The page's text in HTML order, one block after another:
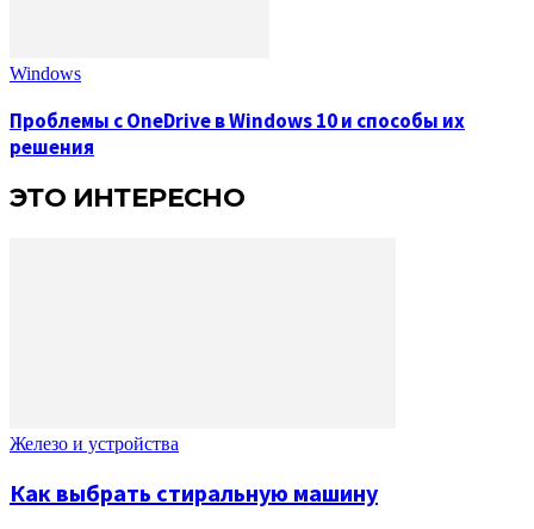
Windows
Проблемы с OneDrive в Windows 10 и способы их
решения
ЭТО ИНТЕРЕСНО
Железо и устройства
Как выбрать стиральную машину